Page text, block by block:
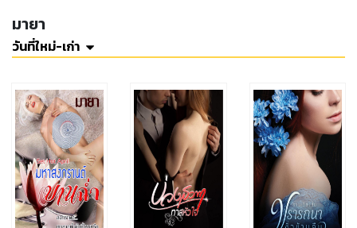
มายา
วันที่ใหม่-เก่า